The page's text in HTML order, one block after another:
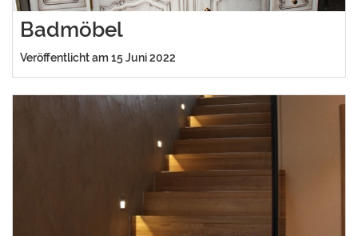
Badmöbel
Veröffentlicht am 15 Juni 2022